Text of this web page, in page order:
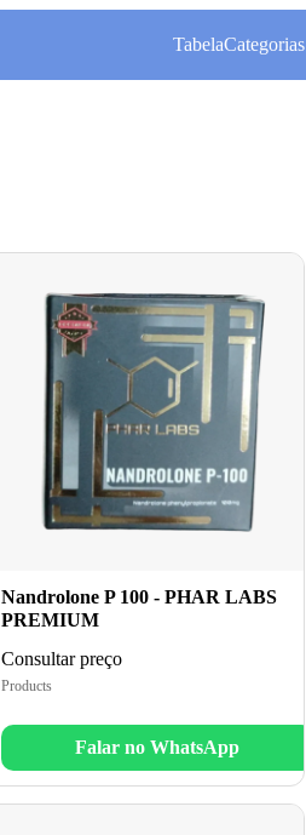
TabelaCategorias
Nandrolone P 100 - PHAR LABS
PREMIUM
Consultar preço
Products
Falar no WhatsApp